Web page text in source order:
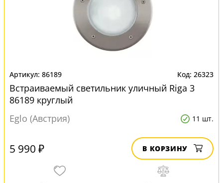
86189 26323
Встраиваемый светильник уличный Riga 3
86189 круглый
Eglo (Австрия)
11 шт.
5 990 ₽ В КОРЗИНУ